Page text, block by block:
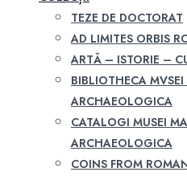
TEZE DE DOCTORAT
AD LIMITES ORBIS
ARTĂ – ISTORIE –
BIBLIOTHECA MVSEI
ARCHAEOLOGICA
CATALOGI MUSEI
ARCHAEOLOGICA
COINS FROM